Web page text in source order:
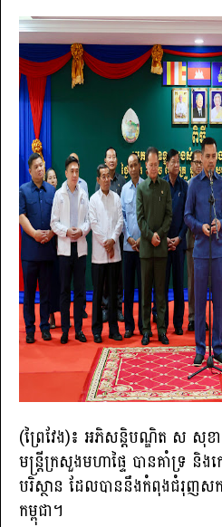
(ព្រៃវែង)៖ អភិសន្តិបណ្ឌិត ស សុខា
មន្ត្រីក្រសួងមហាផ្ទៃ បានគាំទ្រ
បរិស្ថាន ដែលបាននឹងកំពុងជំរុញសក
កម្ពុជា។